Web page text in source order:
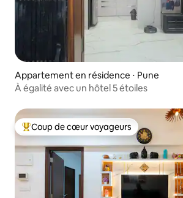
Appartement en résidence ⋅ Pune
À égalité avec un hôtel 5 étoiles
Coups de cœur voyageurs les plus
Coup de cœur voyageurs